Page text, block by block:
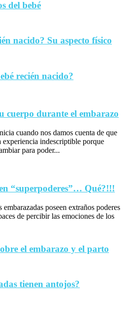
del bebé
nacido? Su aspecto físico
recién nacido?
cuerpo durante el embarazo
cuando nos damos cuenta de que
experiencia indescriptible porque
para poder...
“superpoderes”… Qué?!!!
embarazadas poseen extraños poderes
de percibir las emociones de los
el embarazo y el parto
tienen antojos?